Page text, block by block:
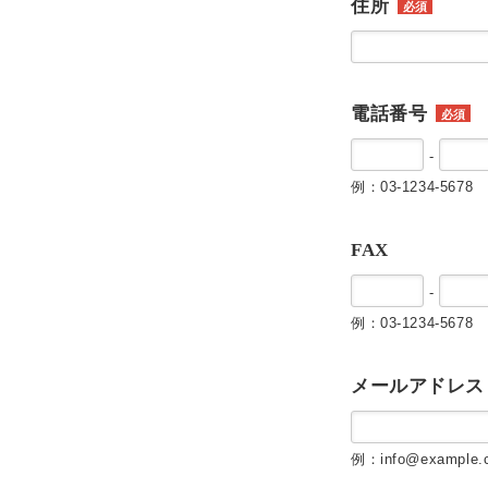
住所 必須
電話番号 必須
-
例：03-1234-5678
FAX
-
例：03-1234-5678
メールアドレス
例：